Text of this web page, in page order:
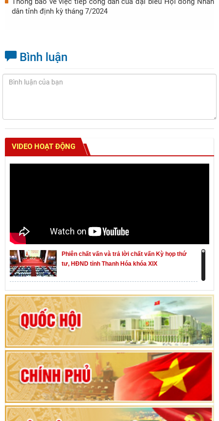
dân tỉnh định kỳ tháng 7/2024
Bình luận
VIDEO HOẠT ĐỘNG
Phiên chất vấn và trả lời chất vấn Kỳ họp thứ
tư, HĐND tỉnh Thanh Hóa khóa XIX
Khai mạc kỳ họp thứ Nhất, Quốc hội khóa XVI
Hướng dẫn quy trình bỏ phiếu bầu cử ĐBQH
khoá XVI và đại biểu HĐND các cấp nhiệm kỳ
2026-2031
80 năm Quốc hội Việt Nam: vì lợi ích Nhân dân,
vì sự phát triển của đất nước
Bộ Chính trị duyệt nội dung Đại hội đại biểu
Đảng bộ tỉnh Thanh Hóa lần thứ XX, nhiệm kỳ